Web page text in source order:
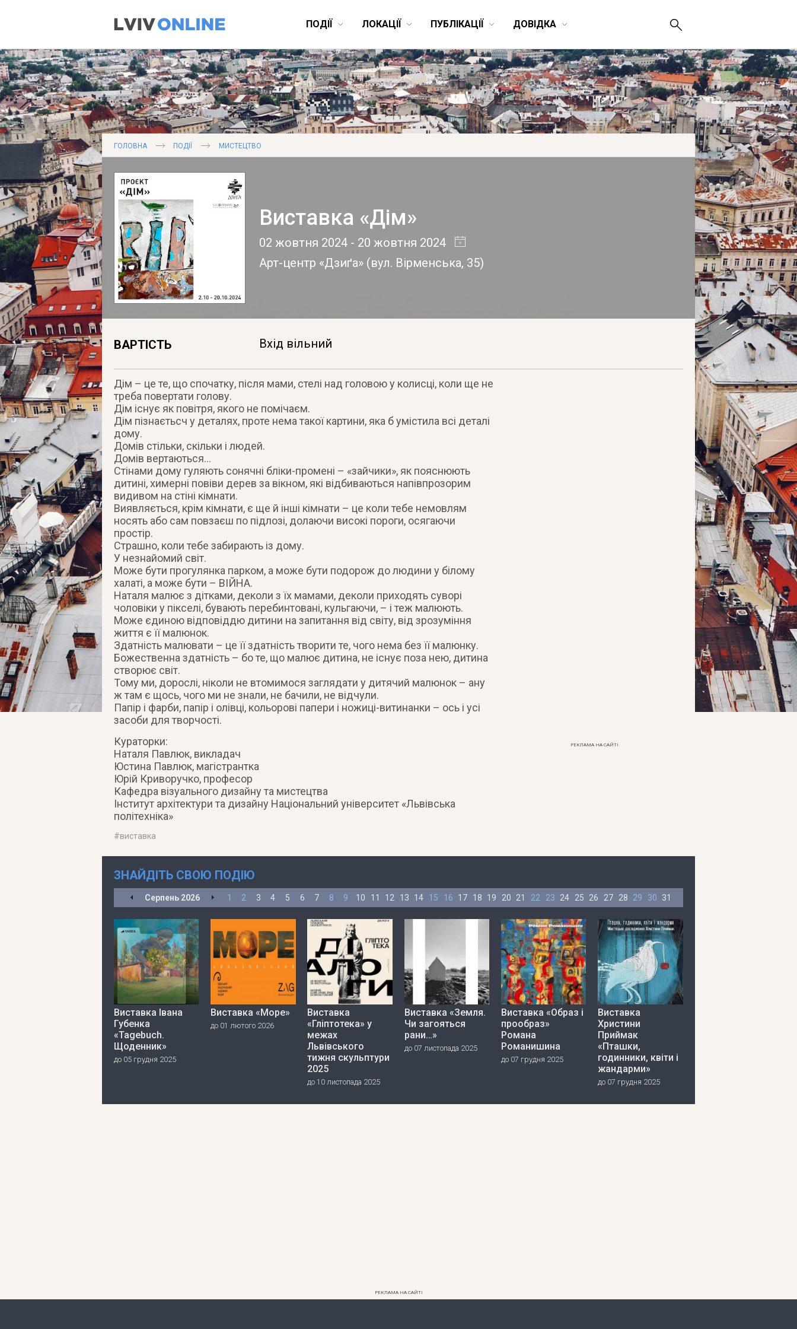
ПОДІЇ ЛОКАЦІЇ ПУБЛІКАЦІЇ ДОВІДКА
ГОЛОВНА ПОДІЇ МИСТЕЦТВО
Виставка «Дім»
02 жовтня 2024 - 20 жовтня 2024
Арт-центр «Дзиґа» (вул. Вірменська, 35)
ВАРТІСТЬ Вхід вільний
Дім – це те, що спочатку, після мами, стелі над головою у колисці, коли ще не
треба повертати голову.
Дім існує як повітря, якого не помічаєм.
Дім пізнаєтьсч у деталях, проте нема такої картини, яка б умістила всі деталі
дому.
Домів стільки, скільки і людей.
Домів вертаються…
Стінами дому гуляють сонячні бліки-промені – «зайчики», як пояснюють
дитині, химерні повіви дерев за вікном, які відбиваються напівпрозорим
видивом на стіні кімнати.
Виявляється, крім кімнати, є ще й інші кімнати – це коли тебе немовлям
носять або сам повзаєш по підлозі, долаючи високі пороги, осягаючи
простір.
Страшно, коли тебе забирають із дому.
У незнайомий світ.
Може бути прогулянка парком, а може бути подорож до людини у білому
халаті, а може бути – ВІЙНА.
Наталя малює з дітками, деколи з їх мамами, деколи приходять суворі
чоловіки у пікселі, бувають перебинтовані, кульгаючи, – і теж малюють.
Може єдиною відповіддю дитини на запитання від світу, від зрозуміння
життя є її малюнок.
Здатність малювати – це її здатність творити те, чого нема без її малюнку.
Божественна здатність – бо те, що малює дитина, не існує поза нею, дитина
створює світ.
Тому ми, дорослі, ніколи не втомимося заглядати у дитячий малюнок – ану
ж там є щось, чого ми не знали, не бачили, не відчули.
Папір і фарби, папір і олівці, кольорові папери і ножиці-витинанки – ось і усі
засоби для творчості.
Кураторки:
Наталя Павлюк, викладач
Юстина Павлюк, магістрантка
Юрій Криворучко, професор
Кафедра візуального дизайну та мистецтва
Інститут архітектури та дизайну Національний університет «Львівська
політехніка»
#виставка
РЕКЛАМА НА САЙТІ
ЗНАЙДІТЬ СВОЮ ПОДІЮ
Серпень 2026 1 2 3 4 5 6 7 8 9 10 11 12 13 14 15 16 17 18 19 20 21 22 23 24 25 26 27 28 29 30 31
Виставка Івана
Губенка
«Tagebuch.
Щоденник»
до 05 грудня 2025
Виставка «Море»
до 01 лютого 2026
Виставка
«Гліптотека» у
межах
Львівського
тижня скульптури
2025
до 10 листопада 2025
Виставка «Земля.
Чи загояться
рани…»
до 07 листопада 2025
Виставка «Образ і
прообраз»
Романа
Романишина
до 07 грудня 2025
Виставка
Христини
Приймак
«Пташки,
годинники, квіти і
жандарми»
до 07 грудня 2025
РЕКЛАМА НА САЙТІ